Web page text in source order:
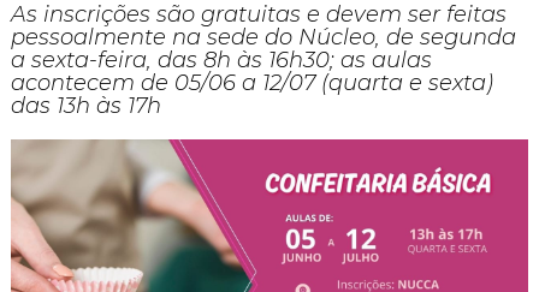
​As inscrições são gratuitas e devem ser feitas
pessoalmente na sede do Núcleo, de segunda
a sexta-feira, das 8h às 16h30; as aulas
acontecem de 05/06 a 12/07 (quarta e sexta)
das 13h às 17h